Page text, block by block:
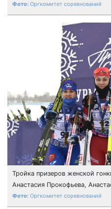
Оргкомитет соревнований
Тройка призеров женской
Анастасия Прокофьева,
Оргкомитет соревнований